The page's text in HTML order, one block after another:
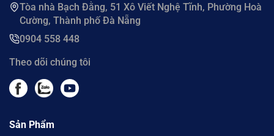
Tòa nhà Bạch Đằng, 51 Xô Viết Nghệ Tĩnh, Phường Hoà
Cường, Thành phố Đà Nẵng
0904 558 448
Theo dõi chúng tôi
Sản Phẩm